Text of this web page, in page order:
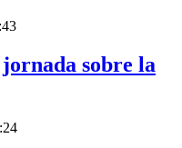
sobre la